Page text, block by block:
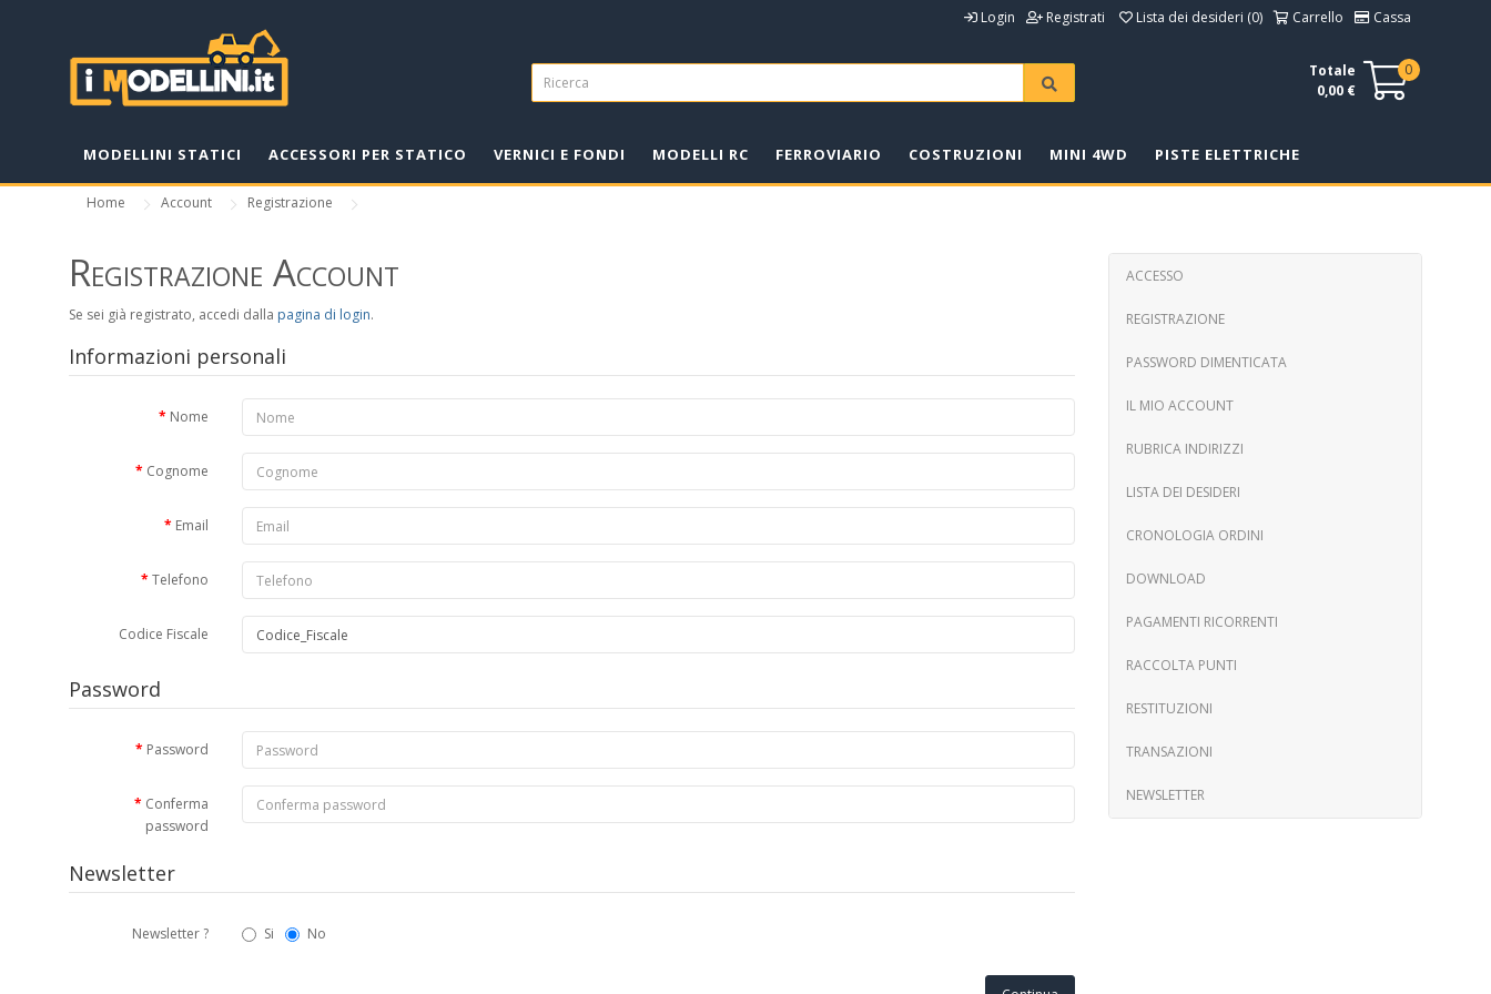
Login Registrati Lista dei desideri (0) Carrello Cassa
0
Totale
0,00 €
MODELLINI STATICI ACCESSORI PER STATICO VERNICI E FONDI MODELLI RC FERROVIARIO COSTRUZIONI MINI 4WD PISTE ELETTRICHE
Home Account Registrazione
Registrazione Account
Se sei già registrato, accedi dalla pagina di login.
Informazioni personali
Nome
Cognome
Email
Telefono
Codice Fiscale
Password
Password
Conferma
password
Newsletter
Newsletter ? Si No
ACCESSO
REGISTRAZIONE
PASSWORD DIMENTICATA
IL MIO ACCOUNT
RUBRICA INDIRIZZI
LISTA DEI DESIDERI
CRONOLOGIA ORDINI
DOWNLOAD
PAGAMENTI RICORRENTI
RACCOLTA PUNTI
RESTITUZIONI
TRANSAZIONI
NEWSLETTER